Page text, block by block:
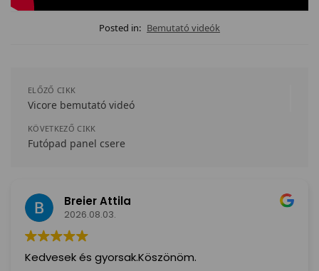
Posted in: Bemutató videók
ELŐZŐ CIKK
Vicore bemutató videó
KÖVETKEZŐ CIKK
Futópad panel csere
Breier Attila
2026.08.03.
Kedvesek és gyorsak.Köszönöm.